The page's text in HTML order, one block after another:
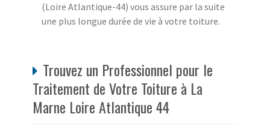
(Loire Atlantique-44) vous assure par la suite
une plus longue durée de vie à votre toiture.
Trouvez un Professionnel pour le
Traitement de Votre Toiture à La
Marne Loire Atlantique 44